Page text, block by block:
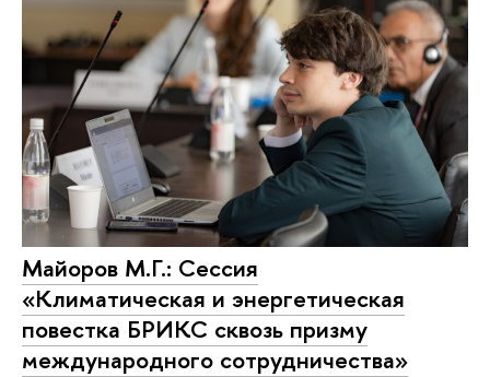
Майоров М.Г.: Сессия
«Климатическая и энергетическая
повестка БРИКС сквозь призму
международного сотрудничества»